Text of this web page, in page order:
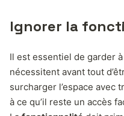
Ignorer la
Il est essentiel de garder
nécessitent avant tout
surcharger l’espace avec
à ce qu’il reste un accès